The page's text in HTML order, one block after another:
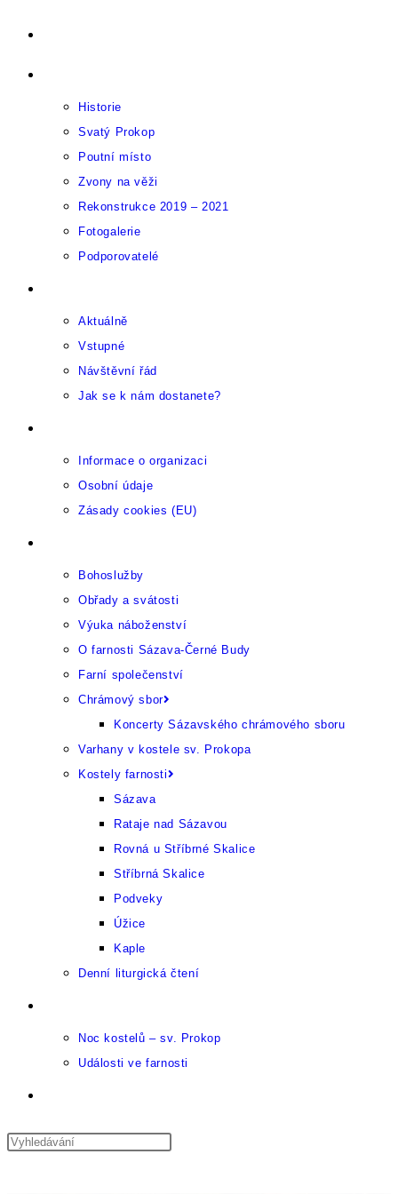
obsahu
Historie
Svatý Prokop
Poutní místo
Zvony na věži
Rekonstrukce 2019 – 2021
Fotogalerie
Podporovatelé
Aktuálně
Vstupné
Návštěvní řád
Jak se k nám dostanete?
Informace o organizaci
Osobní údaje
Zásady cookies (EU)
Bohoslužby
Obřady a svátosti
Výuka náboženství
O farnosti Sázava-Černé Budy
Farní společenství
Chrámový sbor
Koncerty Sázavského chrámového sboru
Varhany v kostele sv. Prokopa
Kostely farnosti
Sázava
Rataje nad Sázavou
Rovná u Stříbrné Skalice
Stříbrná Skalice
Podveky
Úžice
Kaple
Denní liturgická čtení
Noc kostelů – sv. Prokop
Události ve farnosti
vyhledávání